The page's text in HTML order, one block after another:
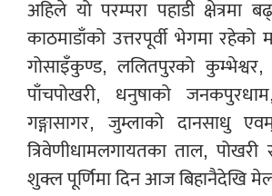
अहिले यो परम्परा पहाडी
काठमाडाँको उत्तरपूर्वी भेगमा
गोसाइँकुण्ड, ललितपुरको कुम्भेश्वर,
पाँचपोखरी, धनुषाको
गङ्गासागर, जुम्लाको दानसाधु
त्रिवेणीधामलगायतका ताल,
शुक्ल पूर्णिमा दिन आज बिहानैदेखि